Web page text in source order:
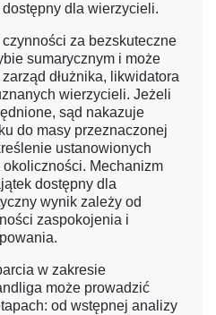
dla wierzycieli.
za bezskuteczne
sumarycznym i może
dłużnika, likwidatora
wierzycieli. Jeżeli
sąd nakazuje
do masy przeznaczonej
ustanowionych
Mechanizm
dostępny dla
wynik zależy od
zaspokojenia i
w zakresie
może prowadzić
od wstępnej analizy